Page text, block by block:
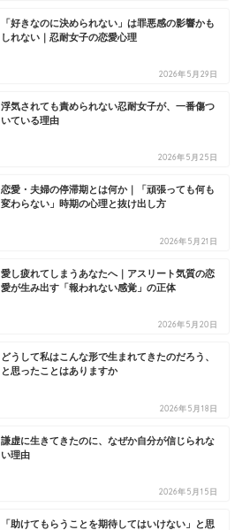
「好きなのに決められない」は罪悪感の影響かも
しれない｜忍耐女子の恋愛心理
2026年5月29日
浮気されても責められない忍耐女子が、一番傷つ
いている理由
2026年5月25日
恋愛・夫婦の停滞期とは何か｜「頑張っても何も
変わらない」時期の心理と抜け出し方
2026年5月21日
愛し疲れてしまうあなたへ｜アスリート気質の恋
愛が生み出す「報われない感覚」の正体
2026年5月20日
どうして私はこんな形で生まれてきたのだろう、
と思ったことはありますか
2026年5月18日
謙虚に生きてきたのに、なぜか自分が信じられな
い理由
2026年5月15日
「助けてもらうことを期待してはいけない」と思